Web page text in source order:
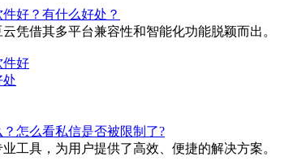
好？有什么好处？
凭借其多平台兼容性和智能化功能脱颖而出。
件好
处
怎么看私信是否被限制了?
工具，为用户提供了高效、便捷的解决方案。